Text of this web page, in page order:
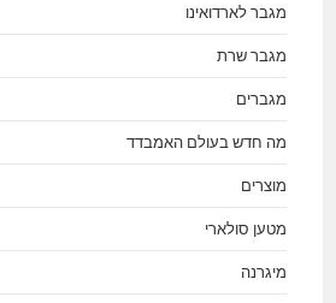
מגבר לארדואינו
מגבר שרת
מגברים
מה חדש בעולם האמבדד
מוצרים
מטען סולארי
מיגרנה